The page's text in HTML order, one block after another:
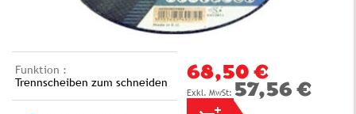
Funktion :
Trennscheiben zum schneiden
68,50 €
57,56 €